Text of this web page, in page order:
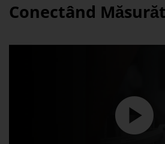
Conectând